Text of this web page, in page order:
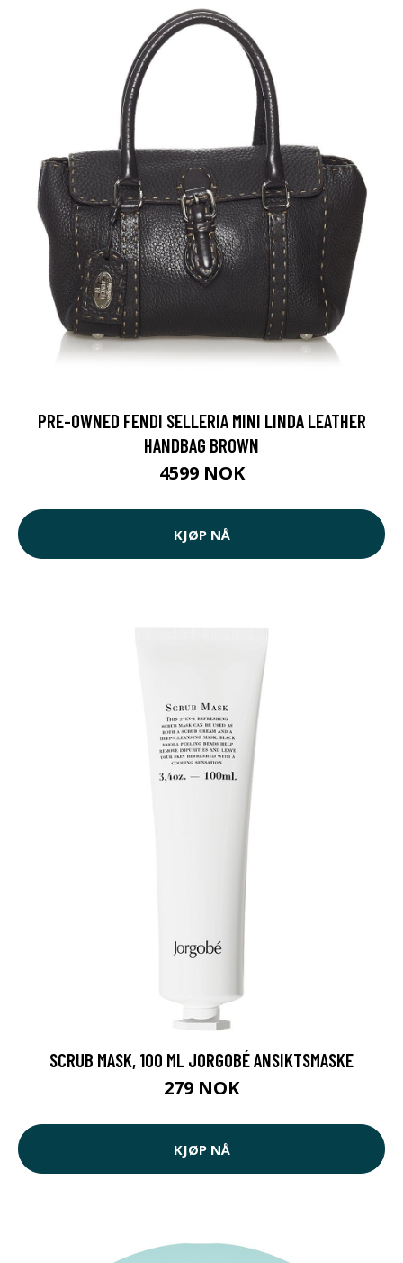
PRE-OWNED FENDI SELLERIA MINI LINDA LEATHER
HANDBAG BROWN
4599 NOK
KJØP NÅ
SCRUB MASK, 100 ML JORGOBÉ ANSIKTSMASKE
279 NOK
KJØP NÅ